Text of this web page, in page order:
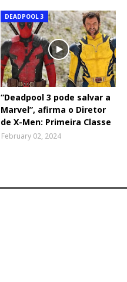
DEADPOOL 3
“Deadpool 3 pode salvar a
Marvel”, afirma o Diretor
de X-Men: Primeira Classe
February 02, 2024